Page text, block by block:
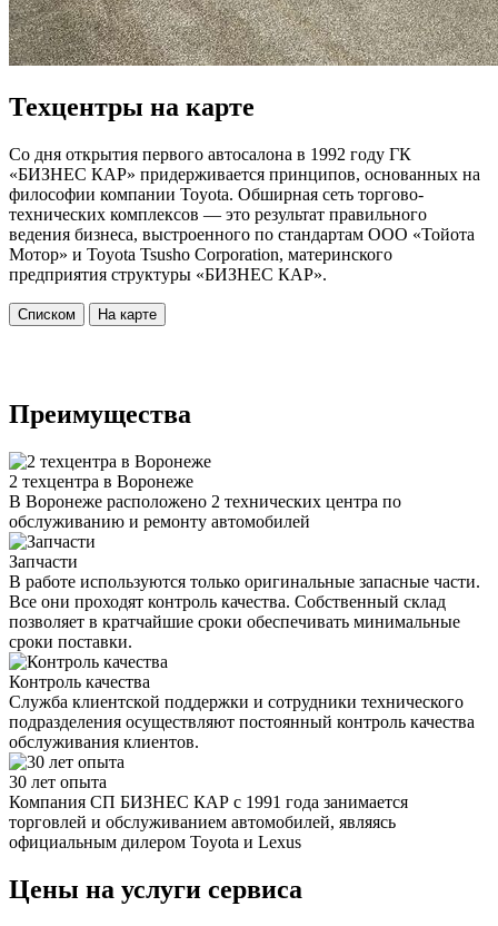
Техцентры на карте
Со дня открытия первого автосалона в 1992 году ГК
«БИЗНЕС КАР» придерживается принципов, основанных на
философии компании Toyota. Обширная сеть торгово-
технических комплексов — это результат правильного
ведения бизнеса, выстроенного по стандартам ООО «Тойота
Мотор» и Toyota Tsusho Corporation, материнского
предприятия структуры «БИЗНЕС КАР».
Списком На карте
Преимущества
2 техцентра в Воронеже
В Воронеже расположено 2 технических центра по
обслуживанию и ремонту автомобилей
Запчасти
В работе используются только оригинальные запасные части.
Все они проходят контроль качества. Собственный склад
позволяет в кратчайшие сроки обеспечивать минимальные
сроки поставки.
Контроль качества
Служба клиентской поддержки и сотрудники технического
подразделения осуществляют постоянный контроль качества
обслуживания клиентов.
30 лет опыта
Компания СП БИЗНЕС КАР с 1991 года занимается
торговлей и обслуживанием автомобилей, являясь
официальным дилером Toyota и Lexus
Цены на услуги сервиса